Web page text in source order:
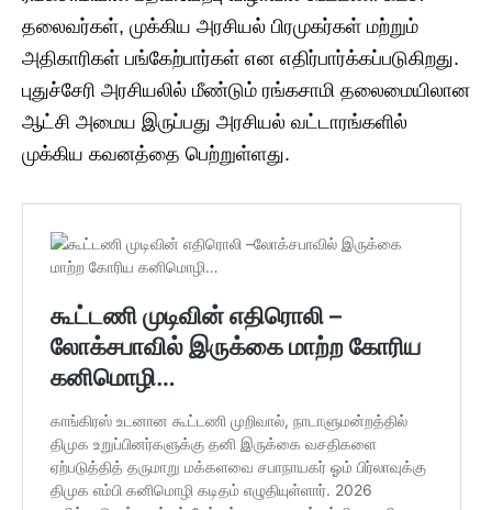
தலைவர்கள், முக்கிய அரசியல் பிரமுகர்கள் மற்றும்
அதிகாரிகள் பங்கேற்பார்கள் என எதிர்பார்க்கப்படுகிறது.
புதுச்சேரி அரசியலில் மீண்டும் ரங்கசாமி தலைமையிலான
ஆட்சி அமைய இருப்பது அரசியல் வட்டாரங்களில்
முக்கிய கவனத்தை பெற்றுள்ளது.